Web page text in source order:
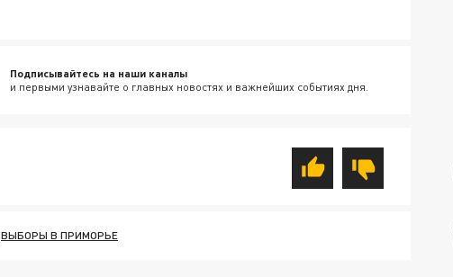
Подписывайтесь на наши каналы
и первыми узнавайте о главных новостях и важнейших событиях дня.
ВЫБОРЫ В ПРИМОРЬЕ